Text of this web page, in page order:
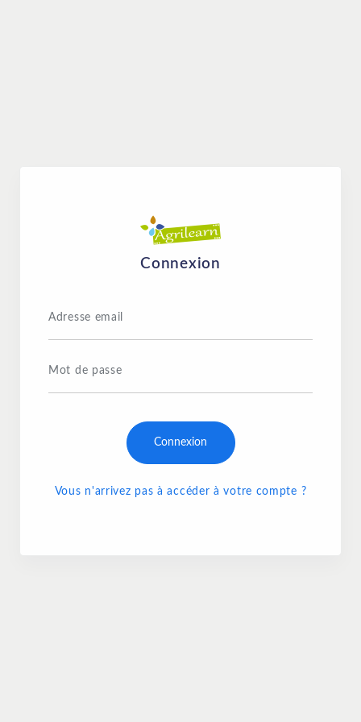
Connexion
Adresse email
Mot de passe
Connexion
Vous n'arrivez pas à accéder à votre compte ?